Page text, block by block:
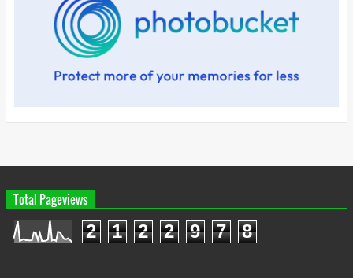
Total Pageviews
2 1 2 2 9 7 8